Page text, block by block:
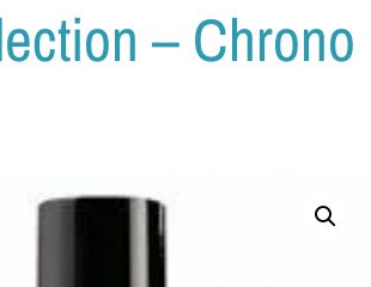
– Chrono